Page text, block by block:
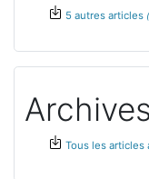
5 autres articles
Tous les articles